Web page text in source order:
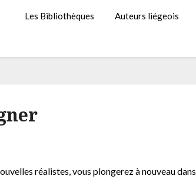
Les Bibliothèques Auteurs liégeois
réalistes, vous plongerez à nouveau dans